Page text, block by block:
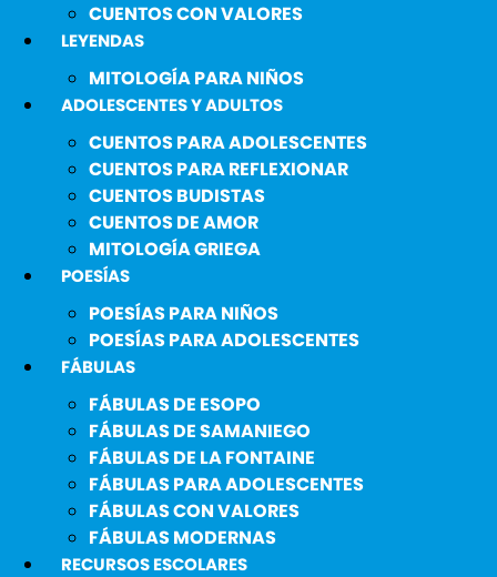
CUENTOS CON VALORES
LEYENDAS
MITOLOGÍA PARA NIÑOS
ADOLESCENTES Y ADULTOS
CUENTOS PARA ADOLESCENTES
CUENTOS PARA REFLEXIONAR
CUENTOS BUDISTAS
CUENTOS DE AMOR
MITOLOGÍA GRIEGA
POESÍAS
POESÍAS PARA NIÑOS
POESÍAS PARA ADOLESCENTES
FÁBULAS
FÁBULAS DE ESOPO
FÁBULAS DE SAMANIEGO
FÁBULAS DE LA FONTAINE
FÁBULAS PARA ADOLESCENTES
FÁBULAS CON VALORES
FÁBULAS MODERNAS
RECURSOS ESCOLARES